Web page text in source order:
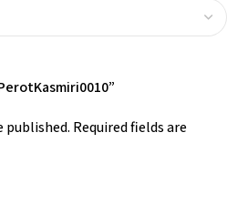
published. Required fields are